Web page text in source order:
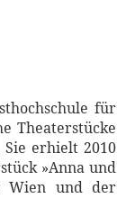
für
Theaterstücke
erhielt 2010
»Anna und
Wien und der